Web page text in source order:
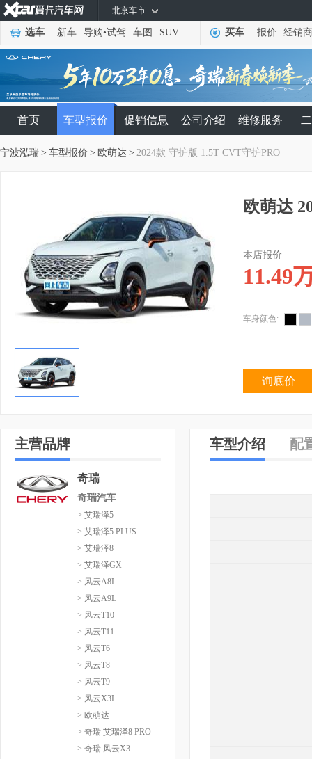
北京车市
选车 新车 导购•试驾 车图 SUV 买车 报价 经销商
首页 车型报价 促销信息 公司介绍 维修服务
宁波泓瑞 > 车型报价 > 欧萌达 > 2024款 守护版 1.5T CVT守护PRO
欧萌达
本店报价
11.49
车身颜色:
询底价
主营品牌
奇瑞
奇瑞汽车
> 艾瑞泽5
> 艾瑞泽5 PLUS
> 艾瑞泽8
> 艾瑞泽GX
> 风云A8L
> 风云A9L
> 风云T10
> 风云T11
> 风云T6
> 风云T8
> 风云T9
> 风云X3L
> 欧萌达
> 奇瑞 艾瑞泽8 PRO
> 奇瑞 风云X3
车型介绍 配